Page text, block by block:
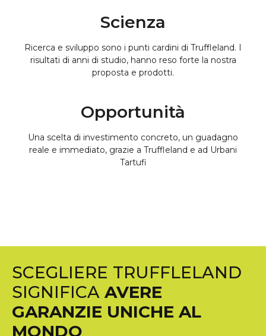
Scienza
Ricerca e sviluppo sono i punti cardini di Truffleland. I
risultati di anni di studio, hanno reso forte la nostra
proposta e prodotti.
Opportunità
Una scelta di investimento concreto, un guadagno
reale e immediato, grazie a Truffleland e ad Urbani
Tartufi
SCEGLIERE TRUFFLELAND
SIGNIFICA AVERE
GARANZIE UNICHE AL
MONDO